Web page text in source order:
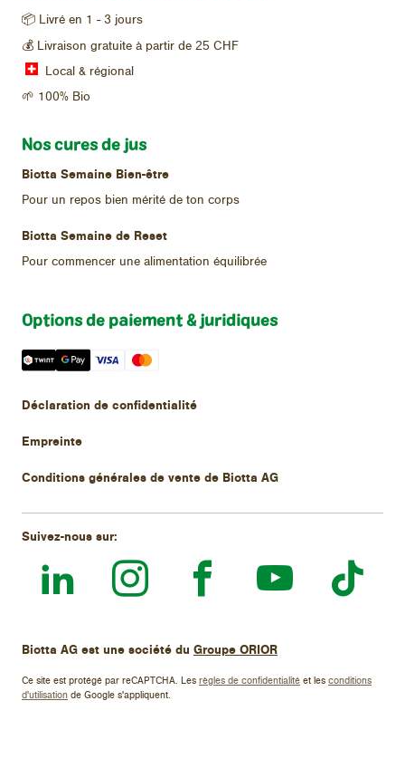
📦 Livré en 1 - 3 jours
💰 Livraison gratuite à partir de 25 CHF
Local & régional
🌱 100% Bio
Nos cures de jus
Biotta Semaine Bien-être
Pour un repos bien mérité de ton corps
Biotta Semaine de Reset
Pour commencer une alimentation équilibrée
Options de paiement & juridiques
Déclaration de confidentialité
Empreinte
Conditions générales de vente de Biotta AG
Suivez-nous sur:
Biotta AG est une société du Groupe ORIOR
Ce site est protégé par reCAPTCHA. Les règles de confidentialité et les conditions
d'utilisation de Google s'appliquent.